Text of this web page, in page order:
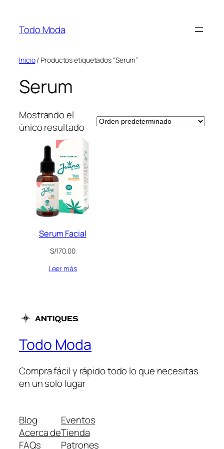
contenido
Todo Moda
Inicio/ Productos etiquetados “Serum”
Serum
Mostrando el
único resultado
Serum Facial
S/170.00
Leer más
Todo Moda
Compra fácil y rápido todo lo que necesitas
en un solo lugar
Blog
Acerca de
FAQs
Eventos
Tienda
Patrones